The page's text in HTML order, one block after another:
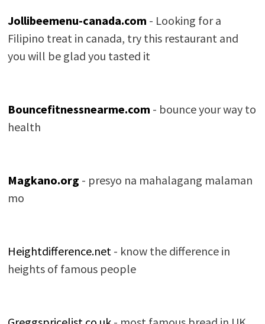
Jollibeemenu-canada.com - Looking for a
Filipino treat in canada, try this restaurant and
you will be glad you tasted it
Bouncefitnessnearme.com - bounce your way to
health
Magkano.org - presyo na mahalagang malaman
mo
Heightdifference.net- know the difference in
heights of famous people